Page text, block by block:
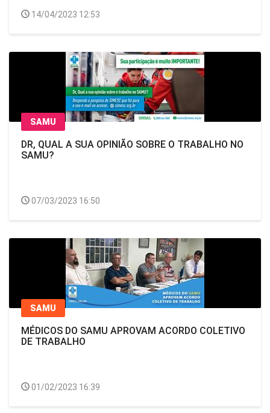
14/04/2023 12:53
SAMU
DR, QUAL A SUA OPINIÃO SOBRE O TRABALHO NO
SAMU?
07/03/2023 16:50
SAMU
MÉDICOS DO SAMU APROVAM ACORDO COLETIVO
DE TRABALHO
01/02/2023 16:39